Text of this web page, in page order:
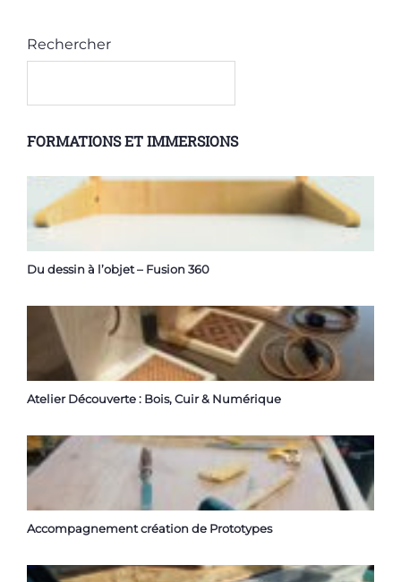
Rechercher
FORMATIONS ET IMMERSIONS
Du dessin à l’objet – Fusion 360
Atelier Découverte : Bois, Cuir & Numérique
Accompagnement création de Prototypes